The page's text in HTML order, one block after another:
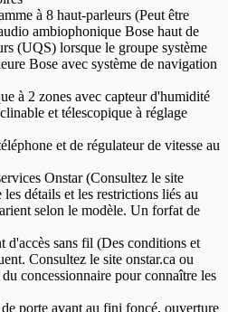
à 8 haut-parleurs (Peut être
ambiophonique Bose haut de
(UQS) lorsque le groupe système
Bose avec système de navigation
à 2 zones avec capteur d'humidité
et télescopique à réglage
et de régulateur de vitesse au
Onstar (Consultez le site
détails et les restrictions liés au
selon le modèle. Un forfat de
d'accès sans fil (Des conditions et
Consultez le site onstar.ca ou
concessionnaire pour connaître les
porte avant au fini foncé, ouverture